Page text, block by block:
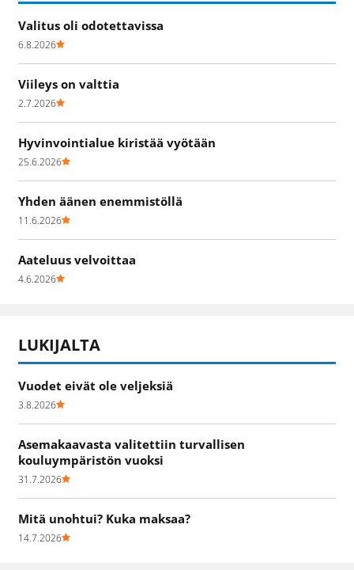
Valitus oli odotettavissa
6.8.2026
Viileys on valttia
2.7.2026
Hyvinvointialue kiristää vyötään
25.6.2026
Yhden äänen enemmistöllä
11.6.2026
Aateluus velvoittaa
4.6.2026
LUKIJALTA
Vuodet eivät ole veljeksiä
3.8.2026
Asemakaavasta valitettiin turvallisen
kouluympäristön vuoksi
31.7.2026
Mitä unohtui? Kuka maksaa?
14.7.2026